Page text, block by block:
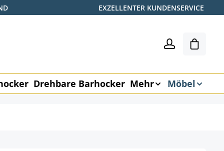
EXZELLENTER KUNDENSERVICE
Drehbare Barhocker Mehr Möbel